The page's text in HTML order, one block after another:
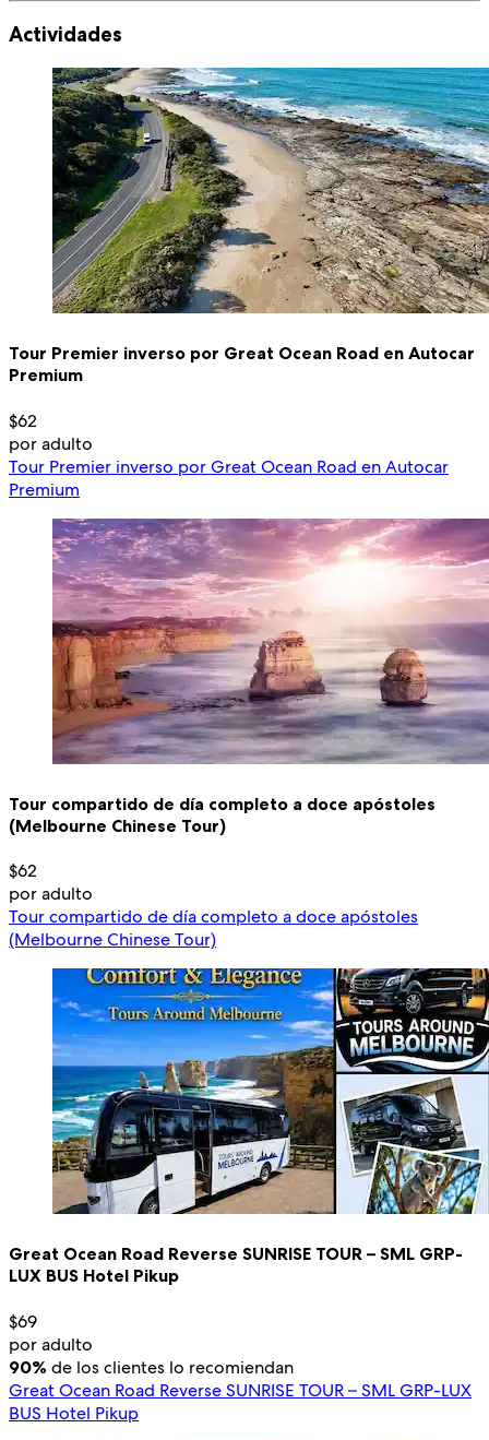
Actividades
Tour Premier inverso por Great Ocean Road en Autocar
Premium
$62
por adulto
Tour Premier inverso por Great Ocean Road en Autocar
Premium
Tour compartido de día completo a doce apóstoles
(Melbourne Chinese Tour)
$62
por adulto
Tour compartido de día completo a doce apóstoles
(Melbourne Chinese Tour)
Great Ocean Road Reverse SUNRISE TOUR – SML GRP-
LUX BUS Hotel Pikup
$69
por adulto
90% de los clientes lo recomiendan
Great Ocean Road Reverse SUNRISE TOUR – SML GRP-LUX
BUS Hotel Pikup